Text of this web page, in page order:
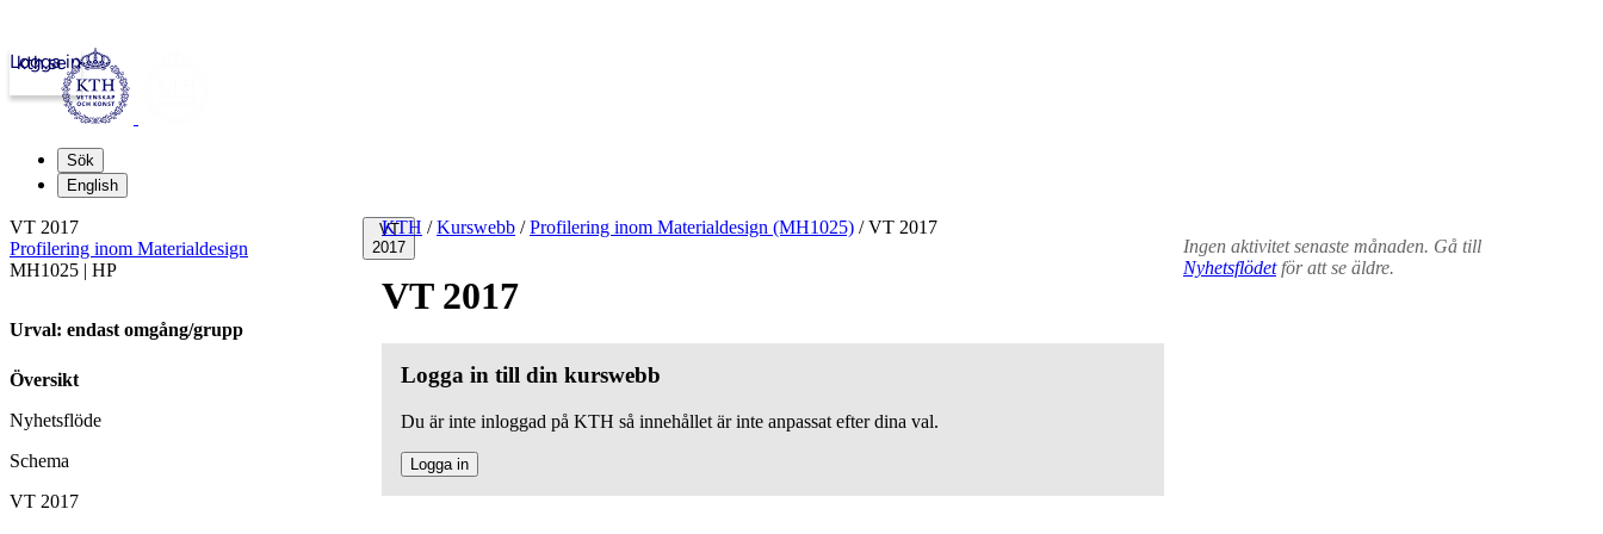
kth.se
Logga in
Sök
English
VT
2017
KTH / Kurswebb / Profilering inom Materialdesign (MH1025) /VT 2017
VT 2017
Logga in till din kurswebb
Du är inte inloggad på KTH så innehållet är inte anpassat efter dina val.
Logga in
Ingen aktivitet senaste månaden. Gå till
Nyhetsflödetför att se äldre.
VT 2017
Profilering inom Materialdesign
MH1025 | HP
Urval: endast omgång/grupp
Översikt
Nyhetsflöde
Schema
VT 2017